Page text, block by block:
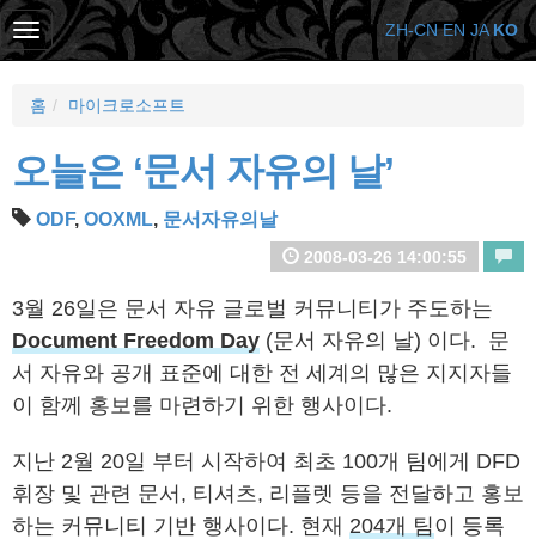
홈 마이크로소프트
오늘은 ‘문서 자유의 날’
ODF, OOXML, 문서자유의날
2008-03-26 14:00:55
3월 26일은 문서 자유 글로벌 커뮤니티가 주도하는
Document Freedom Day (문서 자유의 날) 이다. 문
서 자유와 공개 표준에 대한 전 세계의 많은 지지자들
이 함께 홍보를 마련하기 위한 행사이다.
지난 2월 20일 부터 시작하여 최초 100개 팀에게 DFD
휘장 및 관련 문서, 티셔츠, 리플렛 등을 전달하고 홍보
하는 커뮤니티 기반 행사이다. 현재 204개 팀이 등록
ZH-CN EN JA KO